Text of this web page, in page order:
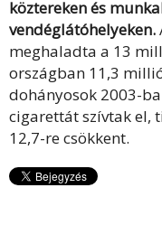
köztereken és
vendéglátóhelyeken.
meghaladta a 13
országban 11,3
dohányosok 2003-
cigarettát szívtak el,
12,7-re csökkent.